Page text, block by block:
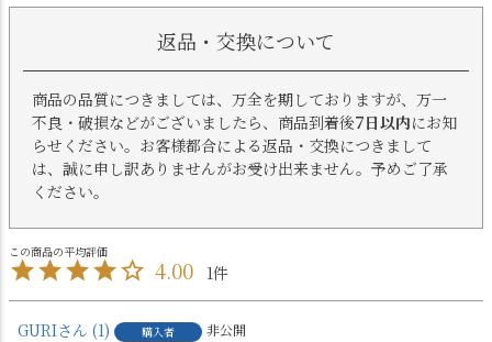
返品・交換について
商品の品質につきましては、万全を期しておりますが、万一
不良・破損などがございましたら、商品到着後7日以内にお知
らせください。お客様都合による返品・交換につきまして
は、誠に申し訳ありませんがお受け出来ません。予めご了承
ください。
4.00 1
GURI 1 購入者
非公開